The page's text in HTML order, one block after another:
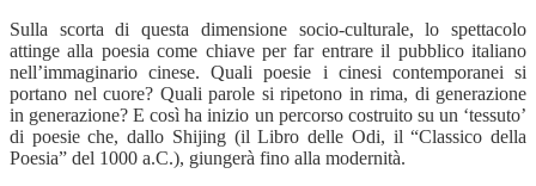
Sulla scorta di questa dimensione socio-culturale, lo spettacolo
attinge alla poesia come chiave per far entrare il pubblico italiano
nell’immaginario cinese. Quali poesie i cinesi contemporanei si
portano nel cuore? Quali parole si ripetono in rima, di generazione
in generazione? E così ha inizio un percorso costruito su un ‘tessuto’
di poesie che, dallo Shijing (il Libro delle Odi, il “Classico della
Poesia” del 1000 a.C.), giungerà fino alla modernità.